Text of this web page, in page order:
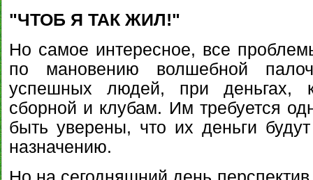
"ЧТОБ Я ТАК ЖИЛ!"
Но самое интересное, все
по мановению волшебной
успешных людей, при деньгах,
сборной и клубам. Им требуется
быть уверены, что их деньги
назначению.